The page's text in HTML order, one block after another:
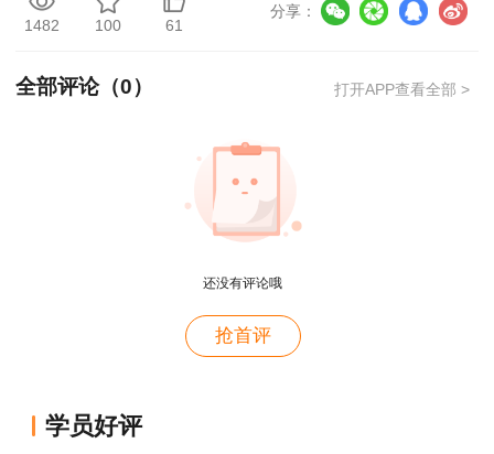
进入事项，填写详细信息后勾选送达方式为“邮
②登录安徽政务服务网，切换地区与部门
为“黄山市-市人力资源社会保障局”，搜索【专业技
填写信息选择“邮寄”。
障局行政服务中心窗口联系，联系电话：0559-
2330639；或与黄山市人事考试院联系，联系电
话：0559-2359197。
黄山市人力资源和社会保障局
1482 100 61
分享：
全部评论（0） 打开APP查看全部 >
还没有评论哦
抢首评
学员好评
用户xi****28